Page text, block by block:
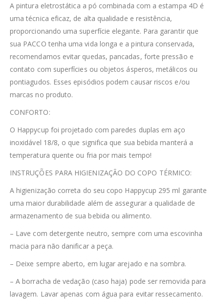
A pintura eletrostática a pó combinada com a estampa 4D é
uma técnica eficaz, de alta qualidade e resistência,
proporcionando uma superfície elegante. Para garantir que
sua PACCO tenha uma vida longa e a pintura conservada,
recomendamos evitar quedas, pancadas, forte pressão e
contato com superfícies ou objetos ásperos, metálicos ou
pontiagudos. Esses episódios podem causar riscos e/ou
marcas no produto.
CONFORTO:
O Happycup foi projetado com paredes duplas em aço
inoxidável 18/8, o que significa que sua bebida manterá a
temperatura quente ou fria por mais tempo!
INSTRUÇÕES PARA HIGIENIZAÇÃO DO COPO TÉRMICO:
A higienização correta do seu copo Happycup 295 ml garante
uma maior durabilidade além de assegurar a qualidade de
armazenamento de sua bebida ou alimento.
– Lave com detergente neutro, sempre com uma escovinha
macia para não danificar a peça.
– Deixe sempre aberto, em lugar arejado e na sombra.
– A borracha de vedação (caso haja) pode ser removida para
lavagem. Lavar apenas com água para evitar ressecamento.